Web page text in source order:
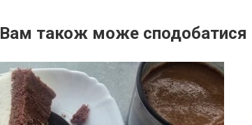
Вам також може сподобатися